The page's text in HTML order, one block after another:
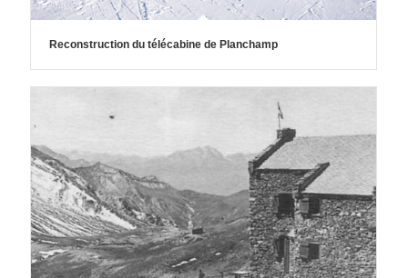
Reconstruction du télécabine de Planchamp